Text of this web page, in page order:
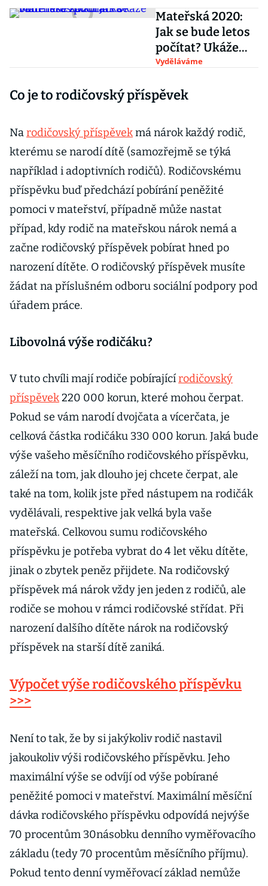
Mateřská 2020:
Jak se bude letos
počítat? Ukáže
vám naše
Vyděláváme
Co je to rodičovský příspěvek
Narodičovský příspěvekmá nárok každý rodič,
kterému se narodí dítě (samozřejmě se týká
například i adoptivních rodičů). Rodičovskému
příspěvku buď předchází pobírání peněžité
pomoci v mateřství, případně může nastat
případ, kdy rodič na mateřskou nárok nemá a
začne rodičovský příspěvek pobírat hned po
narození dítěte. O rodičovský příspěvek musíte
žádat na příslušném odboru sociální podpory pod
úřadem práce.
Libovolná výše rodičáku?
V tuto chvíli mají rodiče pobírajícírodičovský
příspěvek220 000 korun, které mohou čerpat.
Pokud se vám narodí dvojčata a vícerčata, je
celková částka rodičáku 330 000 korun. Jaká bude
výše vašeho měsíčního rodičovského příspěvku,
záleží na tom, jak dlouho jej chcete čerpat, ale
také na tom, kolik jste před nástupem na rodičák
vydělávali, respektive jak velká byla vaše
mateřská. Celkovou sumu rodičovského
příspěvku je potřeba vybrat do 4 let věku dítěte,
jinak o zbytek peněz přijdete. Na rodičovský
příspěvek má nárok vždy jen jeden z rodičů, ale
rodiče se mohou v rámci rodičovské střídat. Při
narození dalšího dítěte nárok na rodičovský
příspěvek na starší dítě zaniká.
Výpočet výše rodičovského příspěvku
>>>
Není to tak, že by si jakýkoliv rodič nastavil
jakoukoliv výši rodičovského příspěvku. Jeho
maximální výše se odvíjí od výše pobírané
peněžité pomoci v mateřství. Maximální měsíční
dávka rodičovského příspěvku odpovídá nejvýše
70 procentům 30násobku denního vyměřovacího
základu (tedy 70 procentům měsíčního příjmu).
Pokud tento denní vyměřovací základ nemůže